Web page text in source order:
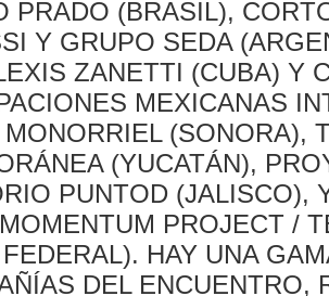
PRADO (BRASIL),
Y GRUPO SEDA
ZANETTI (CUBA) Y
MEXICANAS
MONORRIEL (SONORA),
(YUCATÁN),
PUNTOD (JALISCO),
PROJECT /
HAY UNA
DEL ENCUENTRO,